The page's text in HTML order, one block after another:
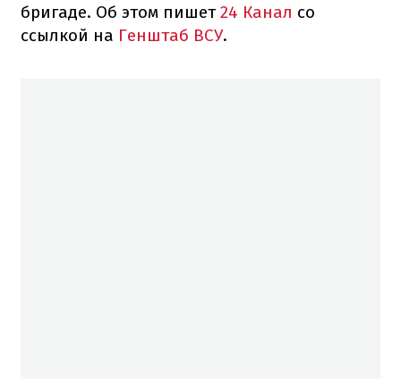
бригаде. Об этом пишет24 Канал со
ссылкой на Генштаб ВСУ.